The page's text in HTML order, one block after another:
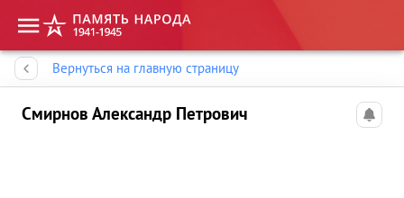
Вернуться на главную страницу
Смирнов Александр Петрович
Память народа